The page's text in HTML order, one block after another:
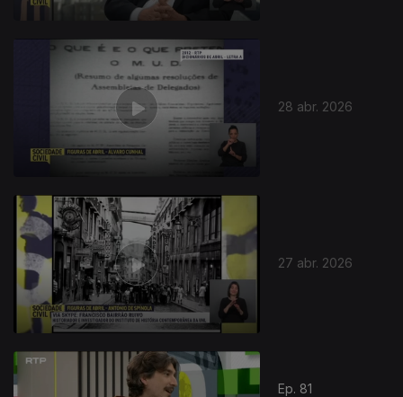
28 abr. 2026
27 abr. 2026
Ep. 81